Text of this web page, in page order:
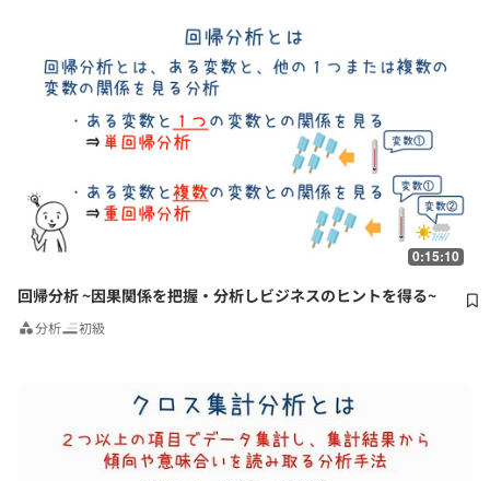
0:15:10
回帰分析 ~因果関係を把握・分析しビジネスのヒントを得る~
分析 初級